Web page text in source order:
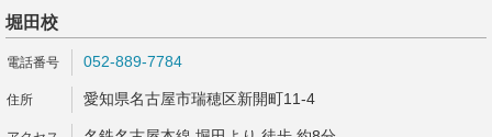
堀田校
052-889-7784
愛知県名古屋市瑞穂区新開町11-4